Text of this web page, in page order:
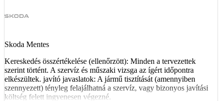
Skoda Mentes
Kereskedés összértékelése (ellenőrzött): Minden a tervezettek
szerint történt. A szervíz és műszaki vizsga az ígért időpontra
elkészültek. javító javaslatok: A jármű tisztítását (amennyiben
szennyezett) tényleg felajálhatná a szervíz, vagy bizonyos javítási
költség felett ingyenesen végezné.